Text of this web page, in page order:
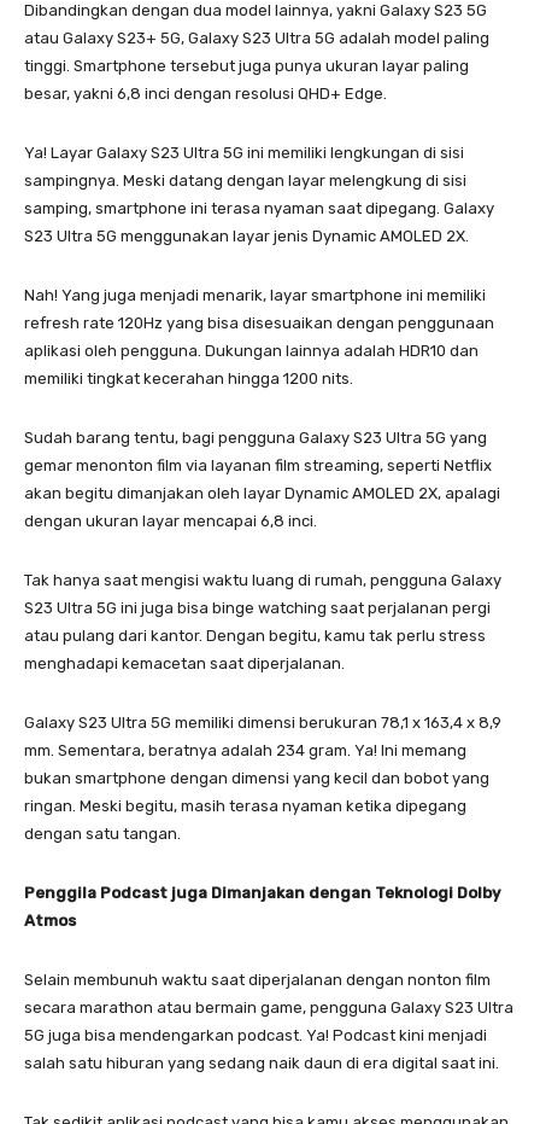
Dibandingkan dengan dua model lainnya, yakni Galaxy S23 5G
atau Galaxy S23+ 5G, Galaxy S23 Ultra 5G adalah model paling
tinggi. Smartphone tersebut juga punya ukuran layar paling
besar, yakni 6,8 inci dengan resolusi QHD+ Edge.
Ya! Layar Galaxy S23 Ultra 5G ini memiliki lengkungan di sisi
sampingnya. Meski datang dengan layar melengkung di sisi
samping, smartphone ini terasa nyaman saat dipegang. Galaxy
S23 Ultra 5G menggunakan layar jenis Dynamic AMOLED 2X.
Nah! Yang juga menjadi menarik, layar smartphone ini memiliki
refresh rate 120Hz yang bisa disesuaikan dengan penggunaan
aplikasi oleh pengguna. Dukungan lainnya adalah HDR10 dan
memiliki tingkat kecerahan hingga 1200 nits.
Sudah barang tentu, bagi pengguna Galaxy S23 Ultra 5G yang
gemar menonton film via layanan film streaming, seperti Netflix
akan begitu dimanjakan oleh layar Dynamic AMOLED 2X, apalagi
dengan ukuran layar mencapai 6,8 inci.
Tak hanya saat mengisi waktu luang di rumah, pengguna Galaxy
S23 Ultra 5G ini juga bisa binge watching saat perjalanan pergi
atau pulang dari kantor. Dengan begitu, kamu tak perlu stress
menghadapi kemacetan saat diperjalanan.
Galaxy S23 Ultra 5G memiliki dimensi berukuran 78,1 x 163,4 x 8,9
mm. Sementara, beratnya adalah 234 gram. Ya! Ini memang
bukan smartphone dengan dimensi yang kecil dan bobot yang
ringan. Meski begitu, masih terasa nyaman ketika dipegang
dengan satu tangan.
Penggila Podcast juga Dimanjakan dengan Teknologi Dolby
Atmos
Selain membunuh waktu saat diperjalanan dengan nonton film
secara marathon atau bermain game, pengguna Galaxy S23 Ultra
5G juga bisa mendengarkan podcast. Ya! Podcast kini menjadi
salah satu hiburan yang sedang naik daun di era digital saat ini.